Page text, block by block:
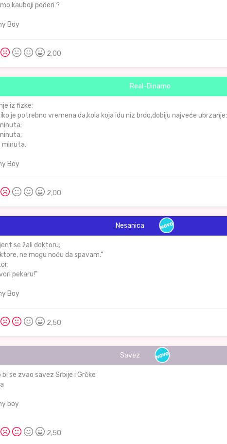
kauboji pederi ?
Boy
2,00
Real-Dinamo
iz fizke:
je potrebno vremena da,kola koja idu niz brdo,dobiju najveće ubrzanje:
minuta.
Boy
2,00
Nesanica
se žali doktoru;
ne mogu noću da spavam."
pekaru!"
Boy
2,50
Savez
bi se zvao savez Srbije i Grčke
boy
2,50